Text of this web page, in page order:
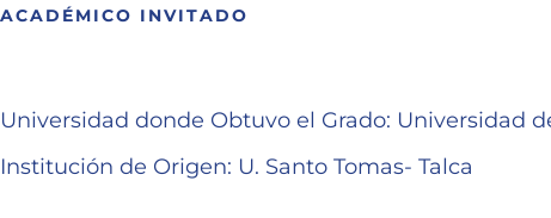
ACADÉMICO INVITADO
Universidad donde Obtuvo el Grado:
Institución de Origen: U. Santo Tomas- Talca